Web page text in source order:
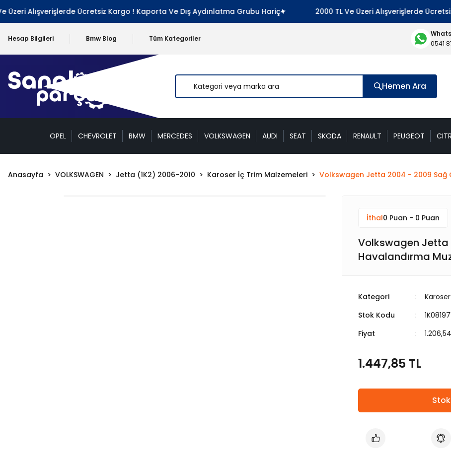
Alışverişlerde Ücretsiz Kargo ! Kaporta Ve Dış Aydınlatma Grubu Hariç 2000 TL Ve Üzeri Alışverişlerde Ücretsiz
Hesap Bilgileri Bmw Blog Tüm Kategoriler
0541
Hemen Ara
OPEL CHEVROLET BMW MERCEDES VOLKSWAGEN AUDI SEAT SKODA RENAULT PEUGEOT
Anasayfa VOLKSWAGEN Jetta (1K2) 2006-2010 Karoser İç Trim Malzemeleri Volkswagen Jetta 2004 - 2009 Sağ
İthal0 Puan - 0 Puan
Volkswagen Jetta
Havalandırma
Kategori
Stok Kodu
Fiyat
1.447,85 TL